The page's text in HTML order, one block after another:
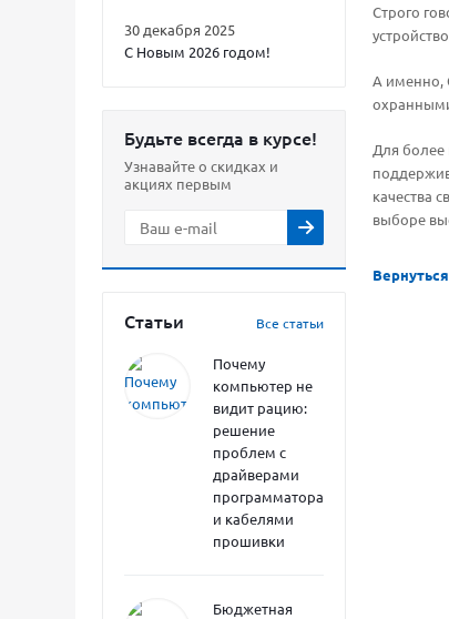
30 декабря 2025
С Новым 2026 годом!
Будьте всегда в курсе!
Узнавайте о скидках и
акциях первым
Статьи Все статьи
Почему
компьютер не
видит рацию:
решение
проблем с
драйверами
программатора
и кабелями
прошивки
Бюджетная
Строго
А именно,
Для более
качества
выборе
Вернуться